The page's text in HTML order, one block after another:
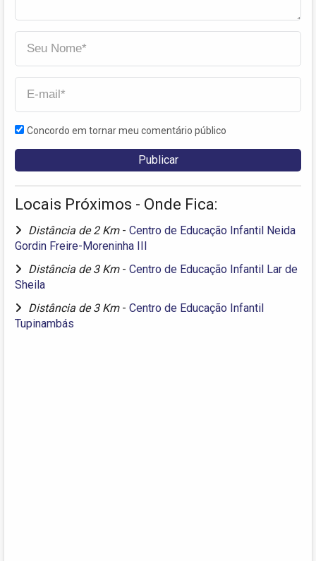
Concordo em tornar meu comentário público
Locais Próximos - Onde Fica:
Distância de 2 Km - Centro de Educação Infantil Neida
Gordin Freire-Moreninha III
Distância de 3 Km - Centro de Educação Infantil Lar de
Sheila
Distância de 3 Km - Centro de Educação Infantil
Tupinambás